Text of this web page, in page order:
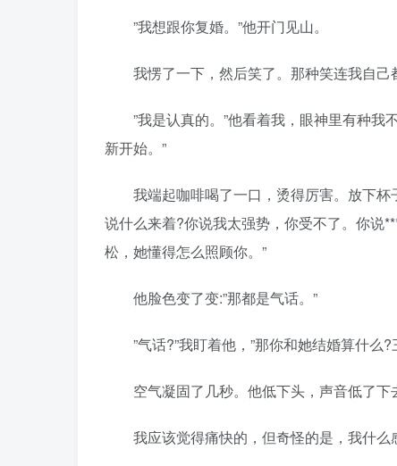
”我想跟你复婚。”他开门见山。
我愣了一下，然后笑了。那种笑连我自己
”我是认真的。”他看着我，眼神里有种我
新开始。”
我端起咖啡喝了一口，烫得厉害。放下杯
说什么来着?你说我太强势，你受不了。你说
松，她懂得怎么照顾你。”
他脸色变了变:”那都是气话。”
”气话?”我盯着他，”那你和她结婚算什么?
空气凝固了几秒。他低下头，声音低了下
我应该觉得痛快的，但奇怪的是，我什么